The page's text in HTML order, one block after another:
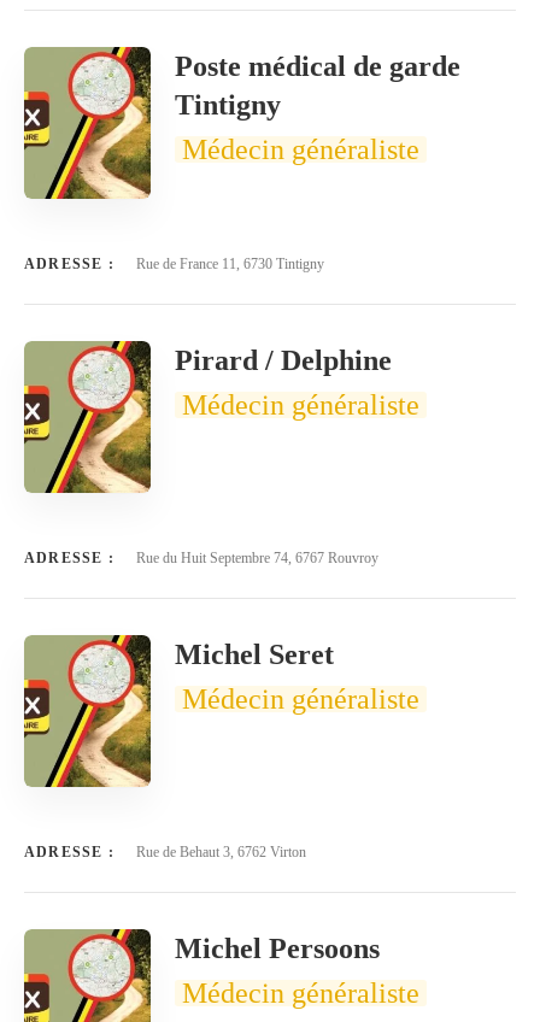
Poste médical de garde
Tintigny
Médecin généraliste
ADRESSE : Rue de France 11, 6730 Tintigny
Pirard / Delphine
Médecin généraliste
ADRESSE : Rue du Huit Septembre 74, 6767 Rouvroy
Michel Seret
Médecin généraliste
ADRESSE : Rue de Behaut 3, 6762 Virton
Michel Persoons
Médecin généraliste